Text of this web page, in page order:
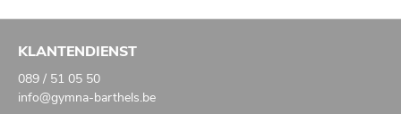
KLANTENDIENST
089 / 51 05 50
info@gymna-barthels.be